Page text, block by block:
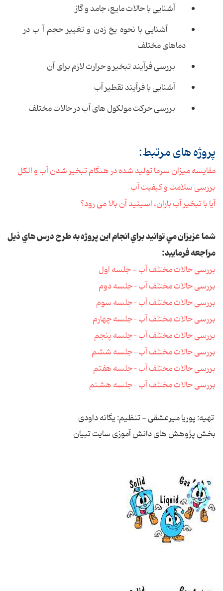
آشنایی با حالات مایع، جامد و گاز
آشنایی با نحوه یخ زدن و تغییر حجم آ ب در
دماهای مختلف
بررسی فرآیند تبخیر و حرارت لازم برای آن
آشنایی با فرآیند تقطیر آب
بررسی حرکت مولکول های آب در حالات مختلف
پروژه های مرتبط:
مقایسه میزان سرما تولید شده در هنگام تبخیر شدن آب و الکل
بررسی سلامت و کیفیت آب
آیا با تبخیر آب باران، اسیتید آن بالا می رود؟
شما عزيزان مي توانيد براي انجام اين پروژه به طرح درس هاي ذيل
مراجعه فرماييد:
بررسی حالات مختلف آب - جلسه اول
بررسی حالات مختلف آب – جلسه دوم
بررسی حالات مختلف آب – جلسه سوم
بررسی حالات مختلف آب – جلسه چهارم
بررسی حالات مختلف آب – جلسه پنجم
بررسی حالات مختلف آب – جلسه ششم
بررسی حالات مختلف آب – جلسه هفتم
بررسی حالات مختلف آب – جلسه هشتم
تهیه: پوریا میرعشقی - تنظیم: یگانه داودی
بخش پژوهش های دانش آموزی سایت تبیان